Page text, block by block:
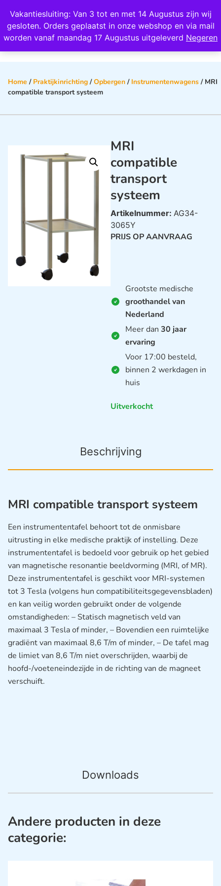
Vakantiesluiting: Van 3 tot en met 14 Augustus zijn wij
gesloten. Orders geplaatst in onze webshop en via mail
worden vanaf maandag 17 Augustus uitgeleverd Negeren
Wij scoren een 4,8 op Google
Home / Praktijkinrichting /Opbergen / Instrumentenwagens / MRI
compatible transport systeem
MRI
compatible
transport
systeem
Artikelnummer: AG34-
3065Y
PRIJS OP AANVRAAG
Grootste medische
groothandel van
Nederland
Meer dan 30 jaar
ervaring
Voor 17:00 besteld,
binnen 2 werkdagen in
huis
Uitverkocht
Beschrijving
Downloads
MRI compatible transport systeem
Een instrumententafel behoort tot de onmisbare
uitrusting in elke medische praktijk of instelling. Deze
instrumententafel is bedoeld voor gebruik op het gebied
van magnetische resonantie beeldvorming (MRI, of MR).
Deze instrumententafel is geschikt voor MRI-systemen
tot 3 Tesla (volgens hun compatibiliteitsgegevensbladen)
en kan veilig worden gebruikt onder de volgende
omstandigheden: – Statisch magnetisch veld van
maximaal 3 Tesla of minder, – Bovendien een ruimtelijke
gradiënt van maximaal 8,6 T/m of minder, – De tafel mag
de limiet van 8,6 T/m niet overschrijden, waarbij de
hoofd-/voeteneindezijde in de richting van de magneet
verschuift.
Andere producten in deze
categorie: